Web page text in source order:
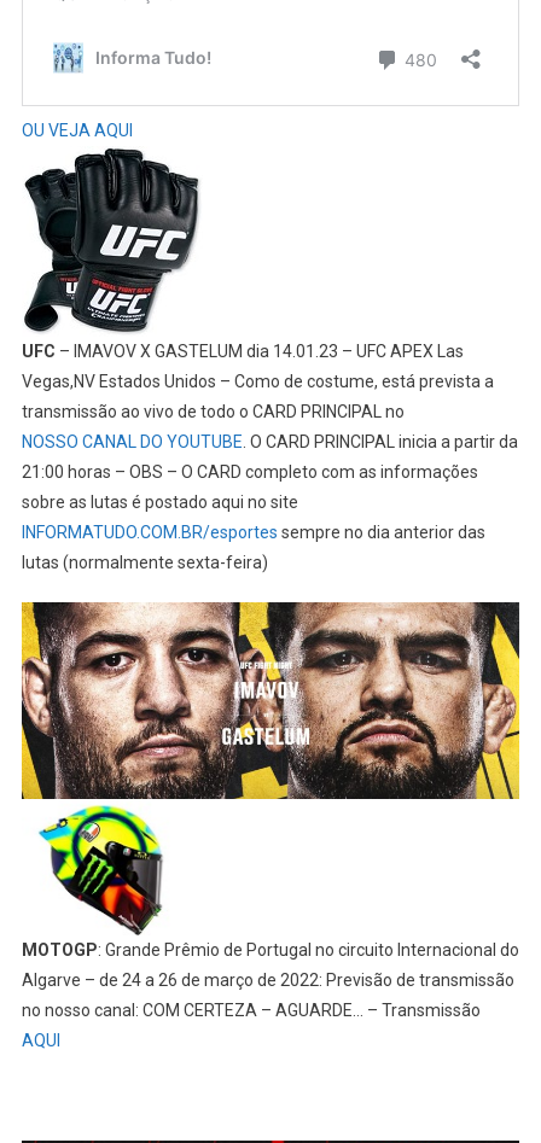
OU VEJA AQUI
UFC – IMAVOV X GASTELUM dia 14.01.23 – UFC APEX Las
Vegas,NV Estados Unidos – Como de costume, está prevista a
transmissão ao vivo de todo o CARD PRINCIPAL no
NOSSO CANAL DO YOUTUBE. O CARD PRINCIPAL inicia a partir da
21:00 horas – OBS – O CARD completo com as informações
sobre as lutas é postado aqui no site
INFORMATUDO.COM.BR/esportes sempre no dia anterior das
lutas (normalmente sexta-feira)
MOTOGP: Grande Prêmio de Portugal no circuito Internacional do
Algarve – de 24 a 26 de março de 2022: Previsão de transmissão
no nosso canal: COM CERTEZA – AGUARDE… – Transmissão
AQUI